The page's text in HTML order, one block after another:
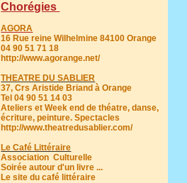
Chorégies
AGORA
16 Rue reine Wilhelmine 84100 Orange
04 90 51 71 18
http://www.agorange.net/
THEATRE DU SABLIER
37, Crs Aristide Briand à Orange
Tel 04 90 51 14 03
Ateliers et Week end de théatre, danse,
écriture, peinture. Spectacles
http://www.theatredusablier.com/
Le Café Littéraire
Association Culturelle
Soirée autour d'un livre ...
Le site du café littéraire